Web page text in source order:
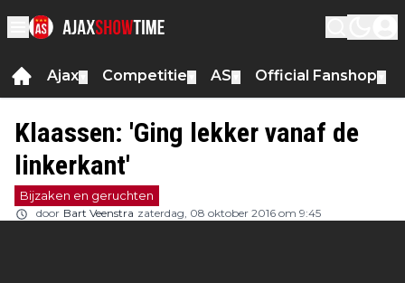
Ajax Competitie AS Official Fanshop
Klaassen: 'Ging lekker vanaf de
linkerkant'
Bijzaken en geruchten
door Bart Veenstra zaterdag, 08 oktober 2016 om 9:45